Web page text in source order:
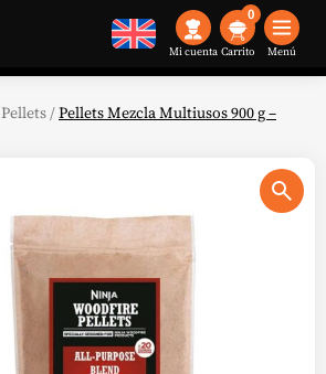
Mi cuenta
0
Menú
Pellets /Pellets Mezcla Multiusos 900 g –